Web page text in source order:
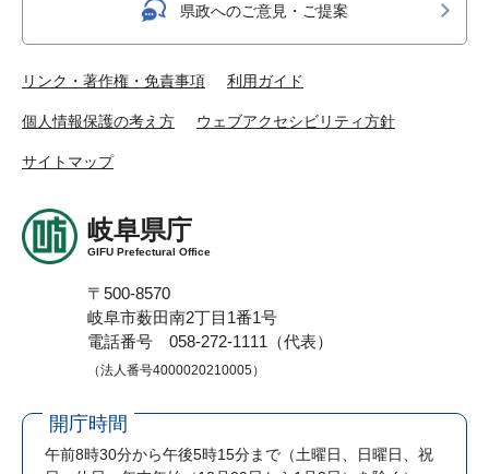
県政へのご意見・ご提案
リンク・著作権・免責事項 利用ガイド
個人情報保護の考え方 ウェブアクセシビリティ方針
サイトマップ
岐阜県庁
GIFU Prefectural Office
〒500-8570
岐阜市薮田南2丁目1番1号
電話番号 058-272-1111（代表）
（法人番号4000020210005）
開庁時間
午前8時30分から午後5時15分まで （土曜日、日曜日、祝